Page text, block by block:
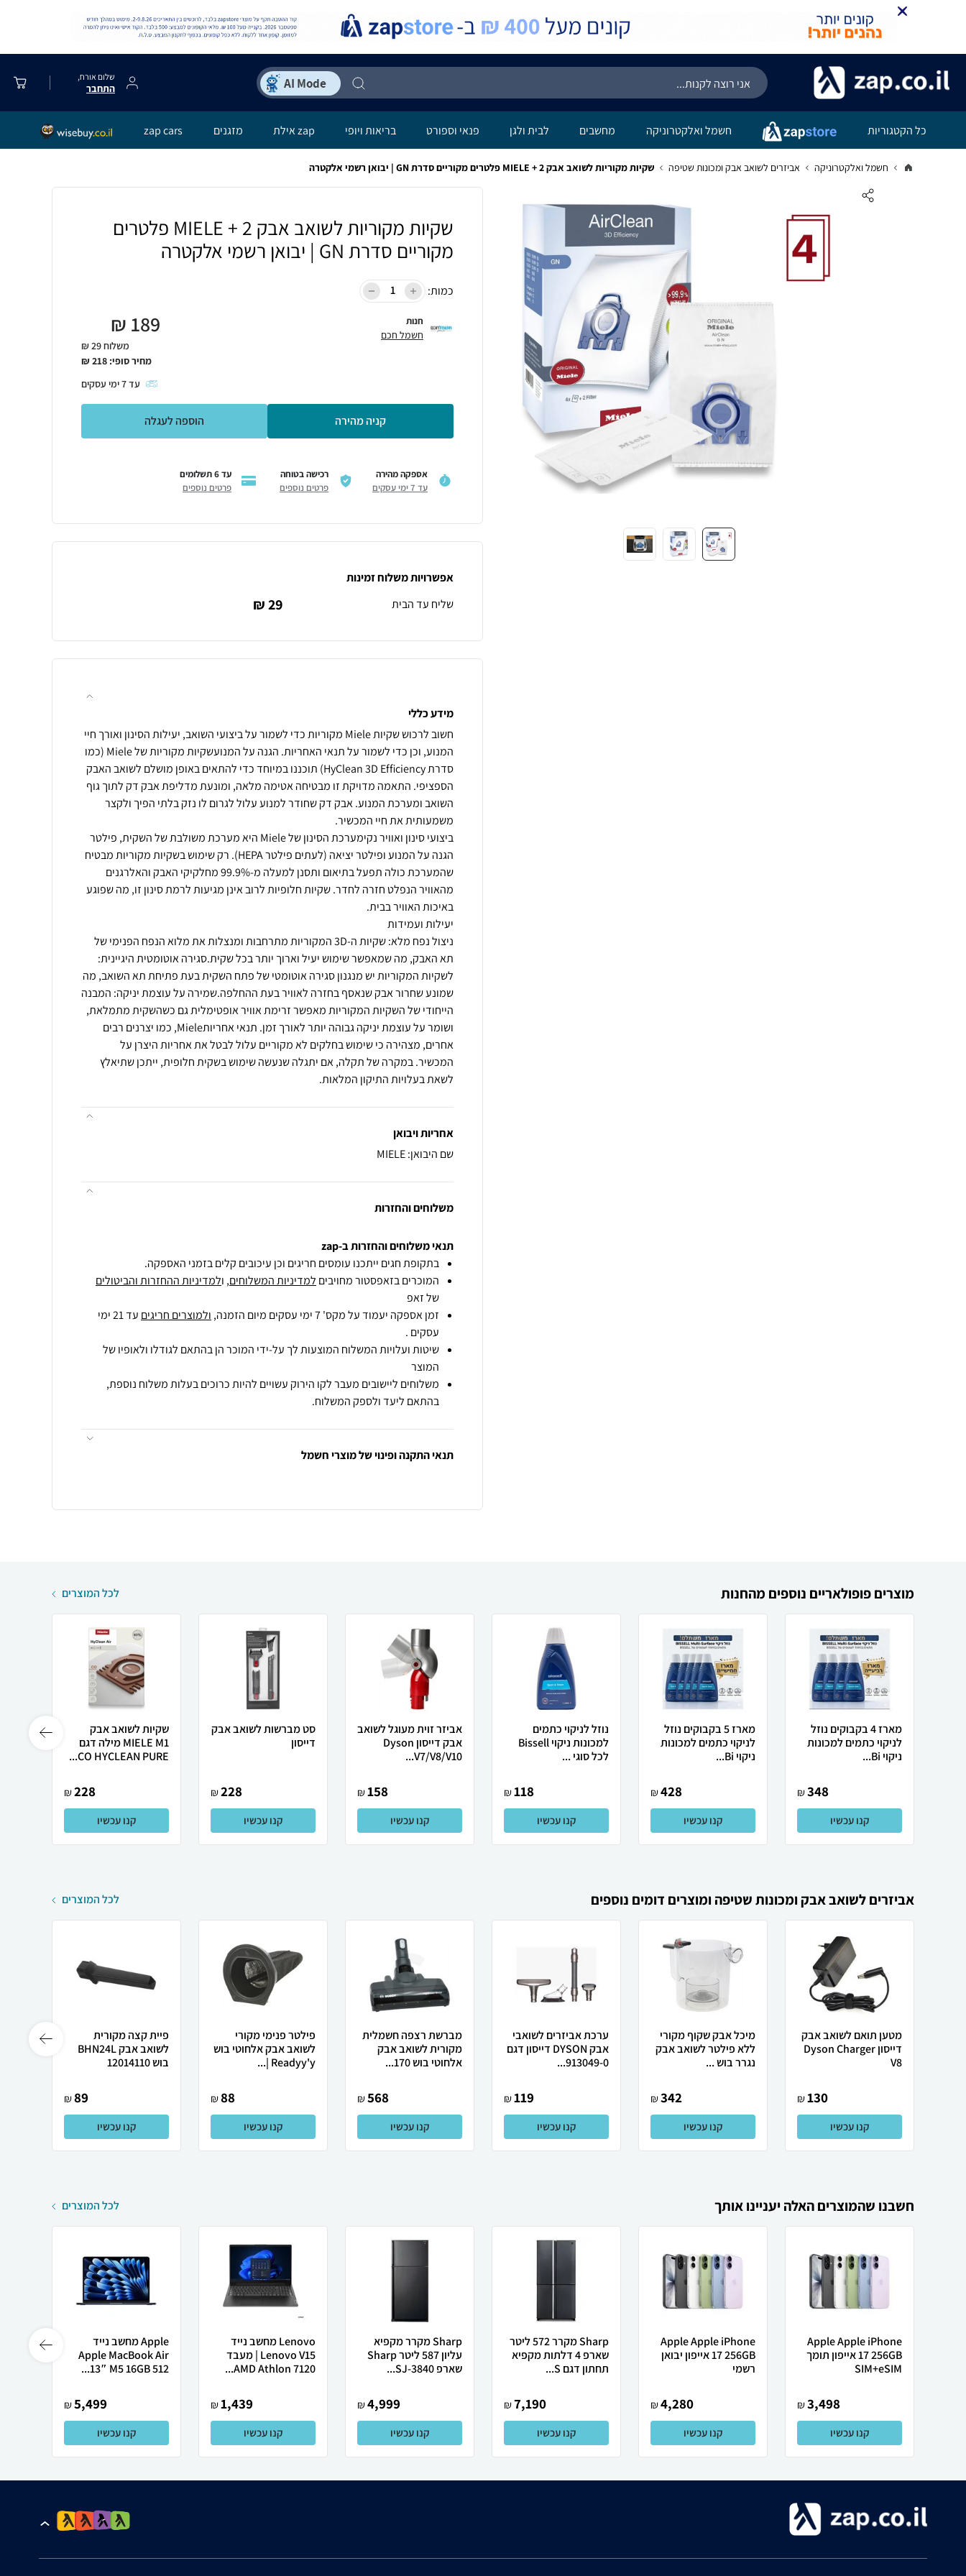
שלום אורח,
התחבר
כל הקטגוריות חשמל ואלקטרוניקה מחשבים לבית ולגן פנאי וספורט בריאות ויופי zap אילת מזגנים zap cars
חשמל ואלקטרוניקה אביזרים לשואב אבק ומכונות שטיפה שקיות מקוריות לשואב אבק MIELE + 2 פלטרים מקוריים סדרת GN | יבואן רשמי אלקטרה
שקיות מקוריות לשואב אבק MIELE + 2 פלטרים
מקוריים סדרת GN | יבואן רשמי אלקטרה
כמות:
חנות
חשמל חכם 189
₪
משלוח 29 ₪
מחיר סופי: 218
₪
עד7ימי עסקים
קניה מהירה הוספה לעגלה
אספקה מהירה
עד 7 ימי עסקים
רכישה בטוחה
פרטים נוספים
עד 6 תשלומים
פרטים נוספים
אפשרויות משלוח זמינות
שליח עד הבית
29 ₪
מידע כללי
חשוב לרכוש שקיות Miele מקוריות כדי לשמור על ביצועי השואב, יעילות הסינון ואורך חיי
המנוע, וכן כדי לשמור על תנאי האחריות. הגנה על המנועשקיות מקוריות של Miele (כמו
סדרת HyClean 3D Efficiency) תוכננו במיוחד כדי להתאים באופן מושלם לשואב האבק
הספציפי. התאמה מדויקת זו מבטיחה אטימה מלאה, ומונעת מדליפת אבק דק לתוך גוף
השואב ומערכת המנוע. אבק דק שחודר למנוע עלול לגרום לו נזק בלתי הפיך ולקצר
ביצועי סינון ואוויר נקימערכת הסינון של Miele היא מערכת משולבת של השקית, פילטר
הגנה על המנוע ופילטר יציאה (לעתים פילטר HEPA). רק שימוש בשקיות מקוריות מבטיח
שהמערכת כולה תפעל בתיאום ותסנן למעלה מ-99.9% מחלקיקי האבק והאלרגנים
מהאוויר הנפלט חזרה לחדר. שקיות חלופיות לרוב אינן מגיעות לרמת סינון זו, מה שפוגע
ניצול נפח מלא: שקיות ה-3D המקוריות מתרחבות ומנצלות את מלוא הנפח הפנימי של
תא האבק, מה שמאפשר שימוש יעיל וארוך יותר בכל שקית.סגירה אוטומטית היגיינית:
לשקיות המקוריות יש מנגנון סגירה אוטומטי של פתח השקית בעת פתיחת תא השואב, מה
שמונע שחרור אבק שנאסף בחזרה לאוויר בעת ההחלפה.שמירה על עוצמת יניקה: המבנה
הייחודי של השקיות המקוריות מאפשר זרימת אוויר אופטימלית גם כשהשקית מתמלאת,
ושומר על עוצמת יניקה גבוהה יותר לאורך זמן. תנאי אחריותMiele, כמו יצרנים רבים
אחרים, מצהירה כי שימוש בחלקים לא מקוריים עלול לבטל את אחריות היצרן על
המכשיר. במקרה של תקלה, אם יתגלה שנעשה שימוש בשקית חלופית, ייתכן שתיאלץ
לשאת בעלויות התיקון המלאות.
אחריות ויבואן
שם היבואן: MIELE
משלוחים והחזרות
תנאי משלוחים והחזרות ב-zap
בתקופת חגים ייתכנו עומסים חריגים וכן עיכובים קלים בזמני האספקה.
המוכרים בזאפסטור מחויבים למדיניות המשלוחים, ולמדיניות ההחזרות והביטולים
של זאפ
זמן אספקה יעמוד על מקס' 7 ימי עסקים מיום הזמנה,
ולמוצרים חריגים
עד 21 ימי
עסקים .
שיטות ועלויות המשלוח המוצעות לך על-ידי המוכר הן בהתאם לגודלו ולאופיו של
המוצר
משלוחים ליישובים מעבר לקו הירוק עשויים להיות כרוכים בעלות משלוח נוספת,
בהתאם ליעד ולספק המשלוח.
תנאי התקנה ופינוי של מוצרי חשמל
מוצרים פופולאריים נוספים מהחנות לכל המוצרים
מארז 4 בקבוקים נוזל
לניקוי כתמים למכונות
ניקוי Bi...
348
₪
קנו עכשיו
מארז 5 בקבוקים נוזל
לניקוי כתמים למכונות
ניקוי Bi...
428
₪
קנו עכשיו
נוזל לניקוי כתמים
למכונות ניקוי Bissell
לכל סוגי ...
118
₪
קנו עכשיו
אביזר זוית מעוגל לשואב
אבק דייסון Dyson
V7/V8/V10...
158
₪
קנו עכשיו
סט מברשות לשואב אבק
דייסון
228
₪
קנו עכשיו
שקיות לשואב אבק
MIELE M1 מילה דגם
CO HYCLEAN PURE...
228
₪
קנו עכשיו
אביזרים לשואב אבק ומכונות שטיפה ומוצרים דומים נוספים לכל המוצרים
מטען תואם לשואב אבק
דייסון Dyson Charger
V8
130
₪
קנו עכשיו
מיכל אבק שקוף מקורי
ללא פילטר לשואב אבק
נגרר בוש ...
342
₪
קנו עכשיו
ערכת אביזרים לשואבי
אבק DYSON דייסון דגם
913049-0...
119
₪
קנו עכשיו
מברשת רצפה חשמלית
מקורית לשואב אבק
אלחוטי בוש 170...
568
₪
קנו עכשיו
פילטר פנימי מקורי
לשואב אבק אלחוטי בוש
Readyy'y |...
88
₪
קנו עכשיו
פיית קצה מקורית
לשואב אבק BHN24L
בוש 12014110
89
₪
קנו עכשיו
חשבנו שהמוצרים האלה יעניינו אותך לכל המוצרים
Apple Apple iPhone
17 256GB אייפון תומך
SIM+eSIM
3,498
₪
קנו עכשיו
Apple Apple iPhone
17 256GB אייפון יבואן
רשמי
4,280
₪
קנו עכשיו
Sharp מקרר 572 ליטר
שארפ 4 דלתות מקפיא
תחתון דגם S...
7,190
₪
קנו עכשיו
Sharp מקרר מקפיא
עליון 587 ליטר Sharp
שארפ SJ-3840...
4,999
₪
קנו עכשיו
Lenovo מחשב נייד
Lenovo V15 | מעבד
AMD Athlon 7120...
1,439
₪
קנו עכשיו
Apple מחשב נייד
Apple MacBook Air
13″ M5 ‎16GB 512...
5,499
₪
קנו עכשיו